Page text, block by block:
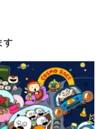
す